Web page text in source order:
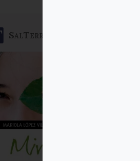
SalTerrae